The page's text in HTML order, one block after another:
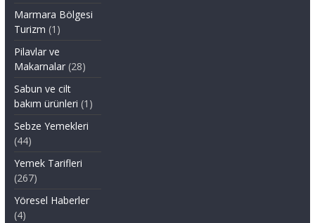
Marmara Bölgesi
Turizm (1)
Pilavlar ve
Makarnalar(28)
Sabun ve cilt
bakım ürünleri (1)
Sebze Yemekleri
(44)
Yemek Tarifleri
(267)
Yöresel Haberler
(4)